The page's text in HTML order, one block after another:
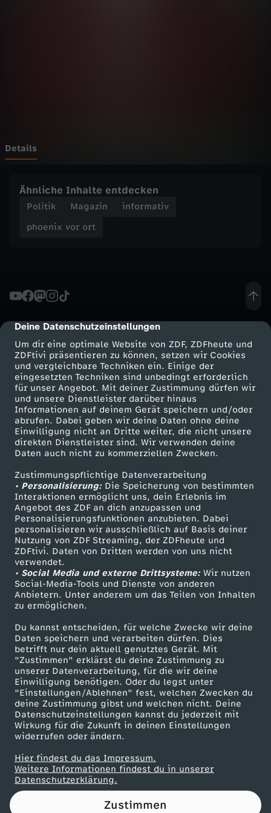
cmp-dialog-description
Deine Datenschutzeinstellungen
Um dir eine optimale Website von ZDF, ZDFheute und
ZDFtivi präsentieren zu können, setzen wir Cookies
und vergleichbare Techniken ein. Einige der
eingesetzten Techniken sind unbedingt erforderlich
für unser Angebot. Mit deiner Zustimmung dürfen wir
und unsere Dienstleister darüber hinaus
Informationen auf deinem Gerät speichern und/oder
abrufen. Dabei geben wir deine Daten ohne deine
Einwilligung nicht an Dritte weiter, die nicht unsere
direkten Dienstleister sind. Wir verwenden deine
Daten auch nicht zu kommerziellen Zwecken.
Zustimmungspflichtige Datenverarbeitung
• Personalisierung:Die Speicherung von bestimmten
Interaktionen ermöglicht uns, dein Erlebnis im
Angebot des ZDF an dich anzupassen und
Personalisierungsfunktionen anzubieten. Dabei
personalisieren wir ausschließlich auf Basis deiner
Nutzung von ZDF Streaming, der ZDFheute und
ZDFtivi. Daten von Dritten werden von uns nicht
verwendet.
• Social Media und externe Drittsysteme:Wir nutzen
Social-Media-Tools und Dienste von anderen
Anbietern. Unter anderem um das Teilen von Inhalten
zu ermöglichen.
Du kannst entscheiden, für welche Zwecke wir deine
Daten speichern und verarbeiten dürfen. Dies
betrifft nur dein aktuell genutztes Gerät. Mit
"Zustimmen" erklärst du deine Zustimmung zu
unserer Datenverarbeitung, für die wir deine
Einwilligung benötigen. Oder du legst unter
"Einstellungen/Ablehnen" fest, welchen Zwecken du
deine Zustimmung gibst und welchen nicht. Deine
Datenschutzeinstellungen kannst du jederzeit mit
Wirkung für die Zukunft in deinen Einstellungen
widerrufen oder ändern.
Hier findest du das Impressum.
Weitere Informationen findest du in unserer
Datenschutzerklärung.
Zustimmen
t
D
G
r
ü
n
e
n
z
u
a
k
t
u
e
l
l
e
n
T
Details
Ähnliche Inhalte entdecken
Politik Magazin
informativ
phoenix vor ort
Mehr ZDF
ZDF-Apps
Smart TV
ZDFtext
Livestreams
Sendungen A-Z
TV-Programm
Service
ZDFmitreden
Kontakt zum ZDF
Tickets
Zuschauerservice
Hilfe
ZDF Unternehmen
Karriere
ZDF goes Schule
Werbefernsehen
Mainzelmännchen
Partner